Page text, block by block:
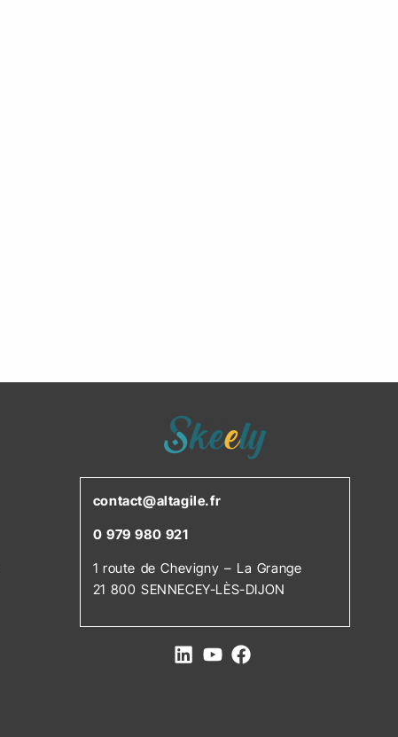
contact@altagile.fr
0 979 980 921
1 route de Chevigny – La Grange
21 800 SENNECEY-LÈS-DIJON